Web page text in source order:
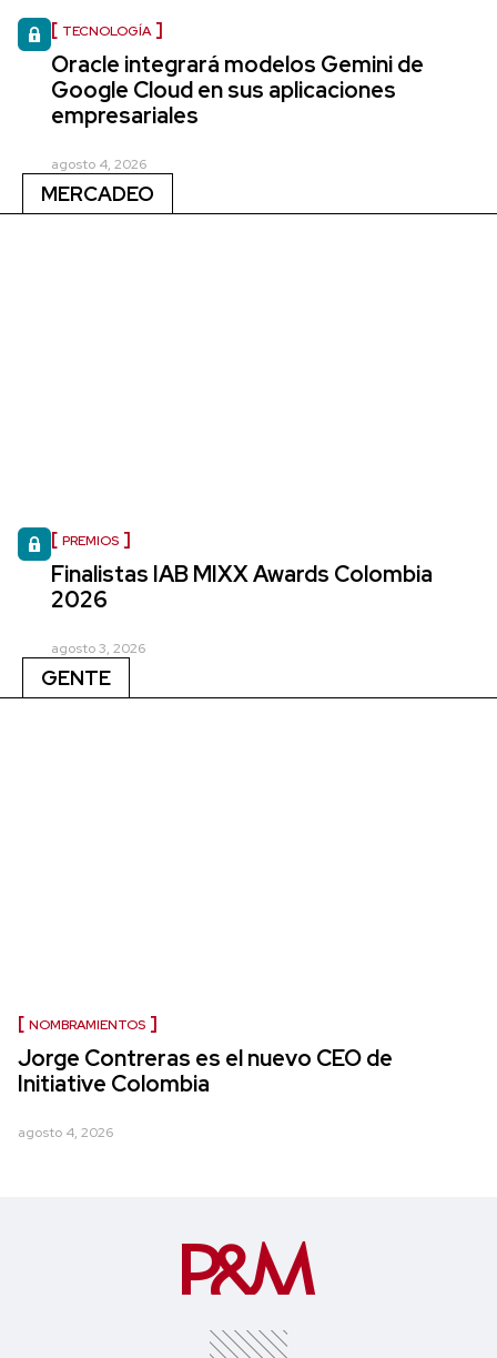
TECNOLOGÍA
Oracle integrará modelos Gemini de
Google Cloud en sus aplicaciones
empresariales
agosto 4, 2026
MERCADEO
PREMIOS
Finalistas IAB MIXX Awards Colombia
2026
agosto 3, 2026
GENTE
NOMBRAMIENTOS
Jorge Contreras es el nuevo CEO de
Initiative Colombia
agosto 4, 2026